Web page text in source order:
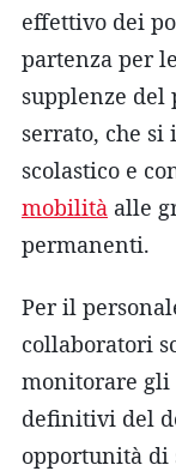
effettivo dei
partenza per
supplenze del
serrato, che
scolastico e
mobilità alle
permanenti.
Per il
collaboratori
monitorare
definitivi del
opportunità di